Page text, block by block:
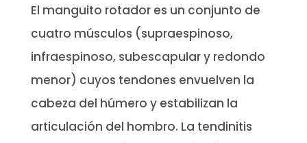
El manguito rotador es un conjunto de
cuatro músculos (supraespinoso,
infraespinoso, subescapular y redondo
menor) cuyos tendones envuelven la
cabeza del húmero y estabilizan la
articulación del hombro. La tendinitis